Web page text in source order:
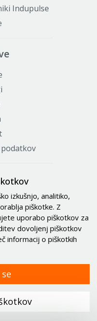
Indupulse
pravice pridržane.|
izkušnjo, analitiko,
piškotke. Z
uporabo piškotkov za
dovoljenj piškotkov
informacij o piškotkih